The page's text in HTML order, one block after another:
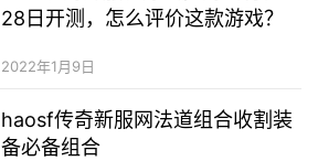
28日开测，怎么评价这款游戏？
2022年1月9日
haosf传奇新服网法道组合收割装
备必备组合